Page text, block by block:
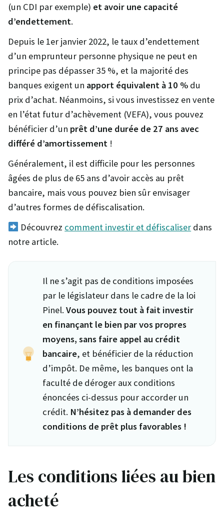
(un CDI par exemple) et avoir une capacité
d’endettement.
Depuis le 1er janvier 2022, le taux d’endettement
d’un emprunteur personne physique ne peut en
principe pas dépasser 35 %, et la majorité des
banques exigent un apport équivalent à 10 % du
prix d’achat. Néanmoins, si vous investissez en vente
en l’état futur d’achèvement (VEFA), vous pouvez
bénéficier d’un prêt d’une durée de 27 ans avec
différé d’amortissement !
Généralement, il est difficile pour les personnes
âgées de plus de 65 ans d’avoir accès au prêt
bancaire, mais vous pouvez bien sûr envisager
d’autres formes de défiscalisation.
Découvrez comment investir et défiscaliser dans
notre article.
Il ne s’agit pas de conditions imposées
par le législateur dans le cadre de la loi
Pinel. Vous pouvez tout à fait investir
en finançant le bien par vos propres
moyens, sans faire appel au crédit
bancaire, et bénéficier de la réduction
d’impôt. De même, les banques ont la
faculté de déroger aux conditions
énoncées ci-dessus pour accorder un
crédit. N’hésitez pas à demander des
conditions de prêt plus favorables !
Les conditions liées au bien
acheté